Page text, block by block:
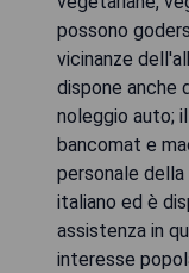
possono
vicinanze
dispone anche
noleggio auto;
bancomat e
personale
italiano ed è
assistenza in
interesse